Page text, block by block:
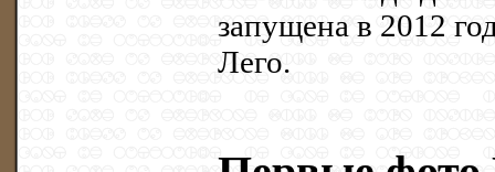
запущена в 2012
Лего.